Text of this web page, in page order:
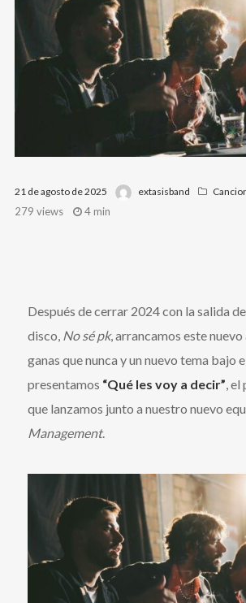
21 de agosto de 2025 extasisband
279 views
4 min
Después de cerrar 2024 con la salida
disco, No sé pk, arrancamos este nuevo
ganas que nunca y un nuevo tema bajo
presentamos “Qué les voy a decir” ,
que lanzamos junto a nuestro nuevo
Management.